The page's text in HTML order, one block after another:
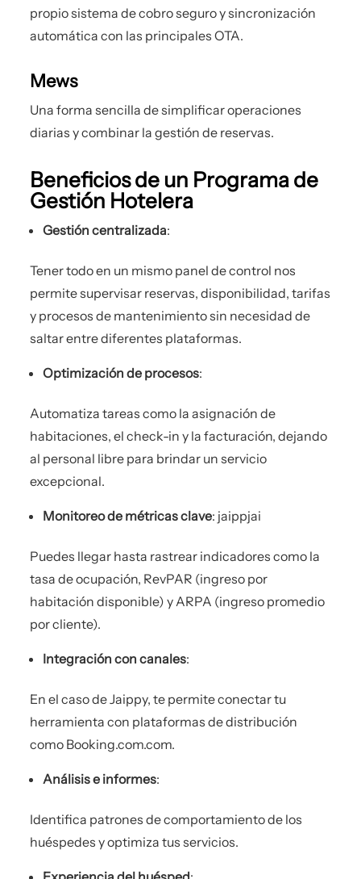
propio sistema de cobro seguro y sincronización
automática con las principales OTA.
Mews
Una forma sencilla de simplificar operaciones
diarias y combinar la gestión de reservas.
Beneficios de un Programa de
Gestión Hotelera
Gestión centralizada:
Tener todo en un mismo panel de control nos
permite supervisar reservas, disponibilidad, tarifas
y procesos de mantenimiento sin necesidad de
saltar entre diferentes plataformas.
Optimización de procesos:
Automatiza tareas como la asignación de
habitaciones, el check-in y la facturación, dejando
al personal libre para brindar un servicio
excepcional.
Monitoreo de métricas clave: jaippjai
Puedes llegar hasta rastrear indicadores como la
tasa de ocupación, RevPAR (ingreso por
habitación disponible) y ARPA (ingreso promedio
por cliente).
Integración con canales:
En el caso de Jaippy, te permite conectar tu
herramienta con plataformas de distribución
como Booking.com.com.
Análisis e informes:
Identifica patrones de comportamiento de los
huéspedes y optimiza tus servicios.